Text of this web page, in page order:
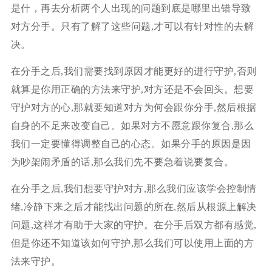
是什，再去分析两个人出现的问题到底是哪里出错导致
对方分手。只有了解了这些问题,才可以有针对性的去解
决。
在分手之后,我们需要找到原因才能更好的进行守护,否则
就算是你用正确的方法来守护,对方还是不会回头。想要
守护对方的心,那就要知道对方为何会跟你分手,然后根据
自身的不足来改变自己。如果对方不愿意跟你复合,那么
我们一定要懂得调整自己的心态。如果分手的原因是因
为吵架闹矛盾的话,那么我们先不要急着说要复合。
在分手之后,我们想要守护对方,那么我们应该学会控制情
绪,冷静下来之后才能找出问题的所在,然后从根源上解决
问题,这样才有助于大家的守护。在分手后双方都有感觉,
但是你还不知道该如何守护,那么我们可以使用上面的方
法来守护。